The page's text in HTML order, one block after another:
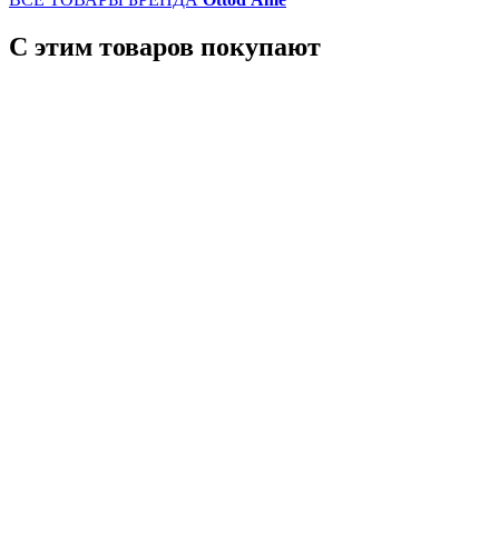
С этим товаров покупают